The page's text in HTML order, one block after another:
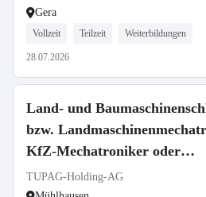
Gera
Vollzeit Teilzeit Weiterbildungen
28.07.2026
Land- und
bzw.
KfZ-Mechatroniker oder
Nutzfahrzeugmechatroniker
TUPAG-Holding-AG